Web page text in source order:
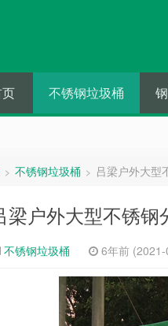
不锈钢垃圾桶
> 不锈钢垃圾桶 > 吕梁户外大型
梁户外大型不锈钢
不锈钢垃圾桶 6年前